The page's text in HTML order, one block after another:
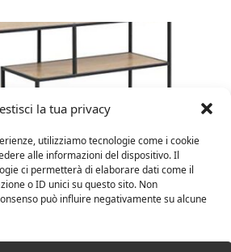
la tua privacy
utilizziamo tecnologie come i cookie
alle informazioni del dispositivo. Il
ci permetterà di elaborare dati come il
o ID unici su questo sito. Non
può influire negativamente su alcune
– Libreria, 35 x 114 x 78 cm